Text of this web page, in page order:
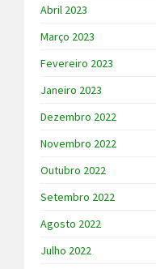
Abril 2023
Março 2023
Fevereiro 2023
Janeiro 2023
Dezembro 2022
Novembro 2022
Outubro 2022
Setembro 2022
Agosto 2022
Julho 2022